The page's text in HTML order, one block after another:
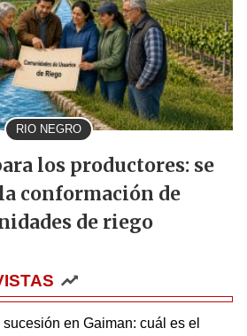
RIO NEGRO
los productores: se
conformación de
de riego
en Gaiman: cuál es el